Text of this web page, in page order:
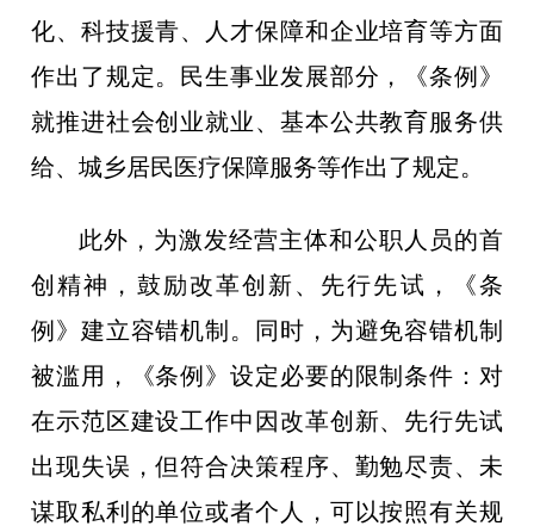
化、科技援青、人才保障和企业培育等方面
作出了规定。民生事业发展部分，《条例》
就推进社会创业就业、基本公共教育服务供
给、城乡居民医疗保障服务等作出了规定。
此外，为激发经营主体和公职人员的首
创精神，鼓励改革创新、先行先试，《条
例》建立容错机制。同时，为避免容错机制
被滥用，《条例》设定必要的限制条件：对
在示范区建设工作中因改革创新、先行先试
出现失误，但符合决策程序、勤勉尽责、未
谋取私利的单位或者个人，可以按照有关规